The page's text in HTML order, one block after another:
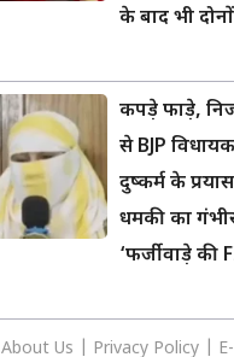
के बाद भी
कपड़े फाड़े,
से BJP
दुष्कर्म के
धमकी का
‘फर्जीवाड़े
About Us Privacy Policy